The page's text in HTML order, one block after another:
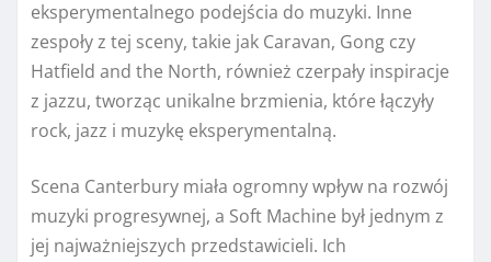
eksperymentalnego podejścia do muzyki. Inne
zespoły z tej sceny, takie jak Caravan, Gong czy
Hatfield and the North, również czerpały inspiracje
z jazzu, tworząc unikalne brzmienia, które łączyły
rock, jazz i muzykę eksperymentalną.
Scena Canterbury miała ogromny wpływ na rozwój
muzyki progresywnej, a Soft Machine był jednym z
jej najważniejszych przedstawicieli. Ich